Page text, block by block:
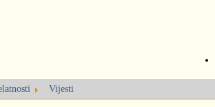
Vijesti